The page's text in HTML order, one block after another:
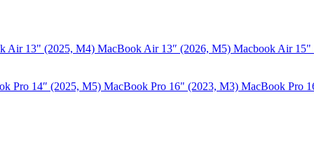
Air 13" (2025, M4) MacBook Air 13″ (2026, M5) Macbook Air 15"
Pro 14″ (2025, M5) MacBook Pro 16" (2023, M3) MacBook Pro